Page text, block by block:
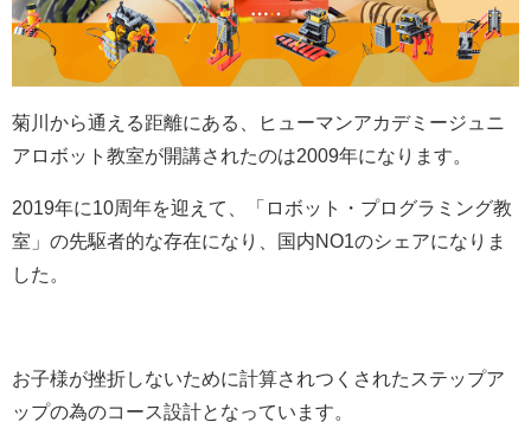
菊川から通える距離にある、ヒューマンアカデミージュニ
アロボット教室が開講されたのは2009年になります。
2019年に10周年を迎えて、「ロボット・プログラミング教
室」の先駆者的な存在になり、国内NO1のシェアになりま
した。
お子様が挫折しないために計算されつくされたステップア
ップの為のコース設計となっています。